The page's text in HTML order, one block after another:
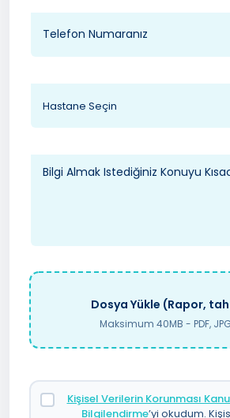
Hastane Seçin
Dosya Yükle (Rapor,
Maksimum 40MB - PDF,
Kişisel Verilerin Korunması
Bilgilendirme’yi okudum.